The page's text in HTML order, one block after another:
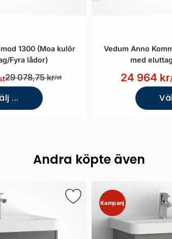
1300 (Moa kulör
Fyra lådor)
29 078,75 kr/st
...
Vedum Anno
med
24 964 kr
Andra köpte även
Kampanj